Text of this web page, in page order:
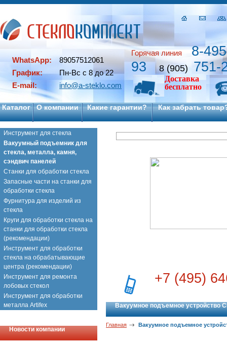
WhatsApp:
89057512061
График:
Пн-Вс с 8 до 22
E-mail:
info@a-steklo.com
Горячая линия
8-
93
8 (905) 751-
Доставка
бесплатно
Каталог О компании Какие гарантии? Как забрать
Инструмент для стекла
Вакуумный подъемник для
стекла, металла, камня,
сэндвич панелей
Станки для обработки стекла
Запасные части на станки для
обработки стекла
Фурнитура для изделий из
стекла
Круги для обработки стекла на
станки для обработки стекла
(рекомендации)
Инструмент для обработки
стекла на обрабатывающие
центра (рекомендации)
Инструмент для ремонта
лобовых стекол
Инструмент для обработки
металла Artifex
Новости компании
+7 (495)
Вакуумное подъемное устройство
Главная Вакуумное подъемное